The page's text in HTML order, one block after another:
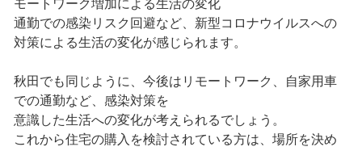
モートワーク増加による生活の変化
通勤での感染リスク回避など、新型コロナウイルスへの
対策による生活の変化が感じられます。
秋田でも同じように、今後はリモートワーク、自家用車
での通勤など、感染対策を
意識した生活への変化が考えられるでしょう。
これから住宅の購入を検討されている方は、場所を決め